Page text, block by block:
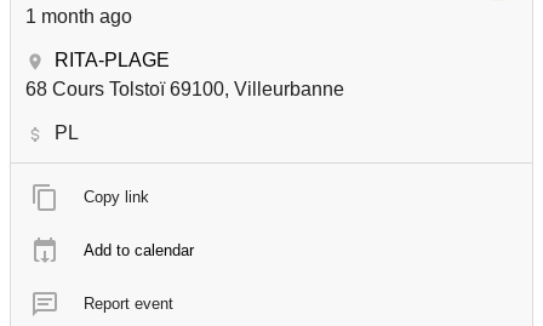
1 month ago
RITA-PLAGE
68 Cours Tolstoï 69100, Villeurbanne
PL
Copy link
Add to calendar
Report event